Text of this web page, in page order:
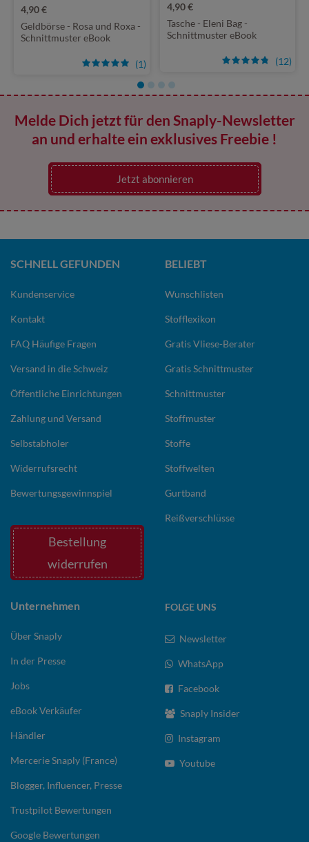
(1)
4,90 €
Geldbörse - Rosa und Roxa -
Schnittmuster eBook
(12)
4,90 €
Tasche - Eleni Bag -
Schnittmuster eBook
Melde Dich jetzt für den Snaply-Newsletter
an und erhalte ein exklusives Freebie !
Jetzt abonnieren
SCHNELL GEFUNDEN
Kundenservice
Kontakt
FAQ Häufige Fragen
Versand in die Schweiz
Öffentliche Einrichtungen
Zahlung und Versand
Selbstabholer
Widerrufsrecht
Bewertungsgewinnspiel
Bestellung
widerrufen
BELIEBT
Wunschlisten
Stofflexikon
Gratis Vliese-Berater
Gratis Schnittmuster
Schnittmuster
Stoffmuster
Stoffe
Stoffwelten
Gurtband
Reißverschlüsse
Unternehmen
Über Snaply
In der Presse
Jobs
eBook Verkäufer
Händler
Mercerie Snaply (France)
Blogger, Influencer, Presse
Trustpilot Bewertungen
Google Bewertungen
FOLGE UNS
Newsletter
WhatsApp
Facebook
Snaply Insider
Instagram
Youtube